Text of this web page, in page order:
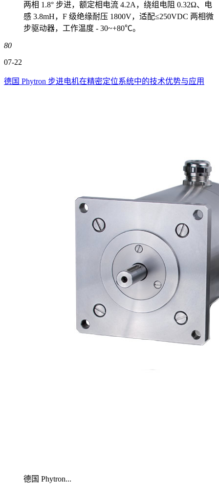
两相 1.8° 步进，额定相电流 4.2A，绕组电阻 0.32Ω、电
感 3.8mH，F 级绝缘耐压 1800V，适配≤250VDC 两相微
步驱动器，工作温度 - 30~+80℃。
80
07-22
德国 Phytron 步进电机在精密定位系统中的技术优势与应用
德国 Phytron...